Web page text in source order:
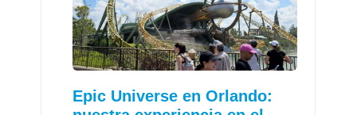
Epic Universe en Orlando: